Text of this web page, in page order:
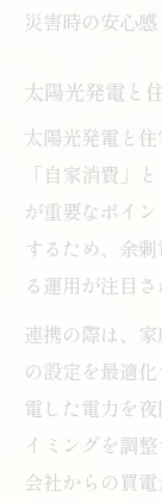
災害時の安心感
太陽光発電と
太陽光発電と
「自家消費」
が重要なポイ
するため、余
る運用が注目さ
連携の際は、
の設定を最適
電した電力を
イミングを調
会社からの買